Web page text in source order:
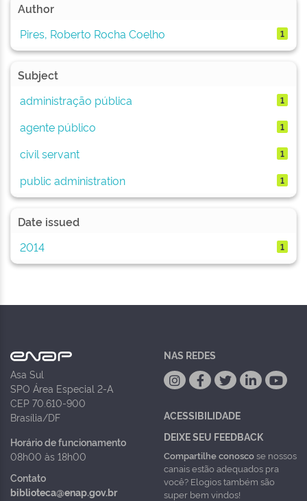
Author
Pires, Roberto Rocha Coelho
1
Subject
administração pública
1
agente público 1
civil servant 1
public administration 1
Date issued
2014
1
Asa Sul
SPO Área Especial 2-A
CEP 70.610-900
Brasília/DF
Horário de funcionamento
08h00 às 18h00
Contato
biblioteca@enap.gov.br
NAS REDES
ACESSIBILIDADE
DEIXE SEU FEEDBACK
Compartilhe conoscose nossos
canais estão adequados pra
você? Elogios também são
super bem vindos!